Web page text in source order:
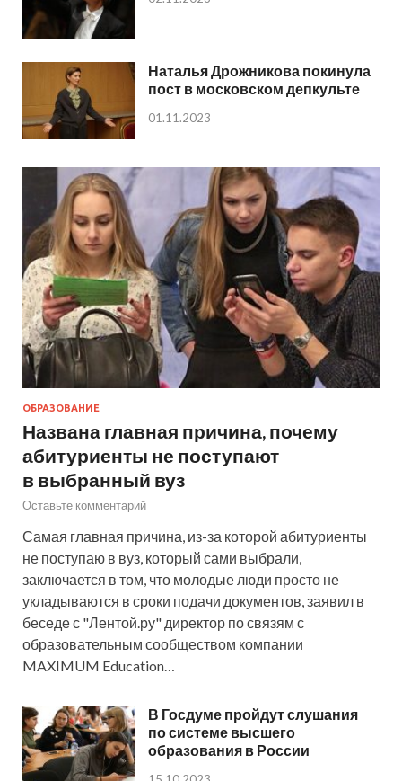
Наталья Дрожникова покинула
пост в московском депкульте
01.11.2023
ОБРАЗОВАНИЕ
Названа главная причина, почему
абитуриенты не поступают
в выбранный вуз
Оставьте комментарий
Самая главная причина, из-за которой абитуриенты
не поступаю в вуз, который сами выбрали,
заключается в том, что молодые люди просто не
укладываются в сроки подачи документов, заявил в
беседе с "Лентой.ру" директор по связям с
образовательным сообществом компании
MAXIMUM Education…
В Госдуме пройдут слушания
по системе высшего
образования в России